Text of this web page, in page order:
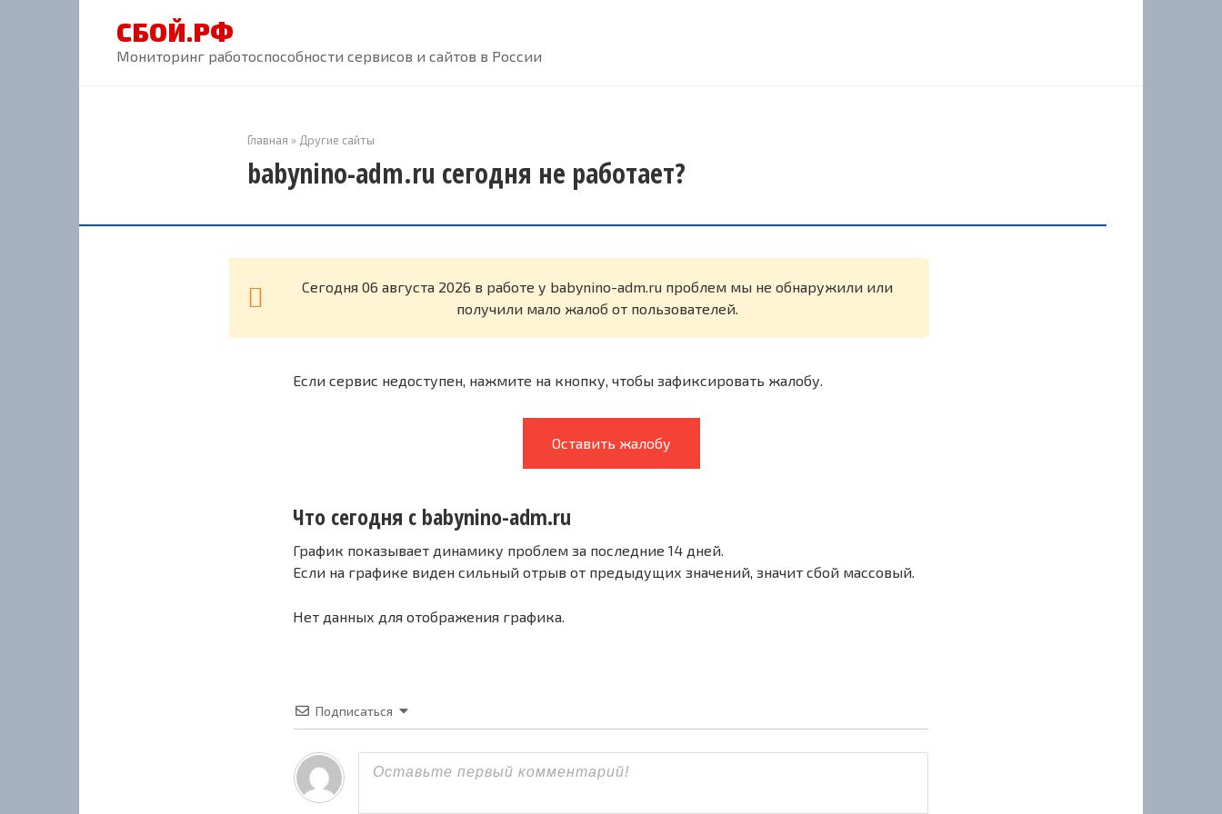
СБОЙ.РФ
Мониторинг работоспособности сервисов и сайтов в России
Главная » Другие сайты
babynino-adm.ru сегодня не работает?
Cегодня 06 августа 2026 в работе у babynino-adm.ru проблем мы не обнаружили или
получили мало жалоб от пользователей.
Если сервис недоступен, нажмите на кнопку, чтобы зафиксировать жалобу.
Оставить жалобу
Что сегодня с babynino-adm.ru
График показывает динамику проблем за последние 14 дней.
Если на графике виден сильный отрыв от предыдущих значений, значит сбой массовый.
Нет данных для отображения графика.
Подписаться